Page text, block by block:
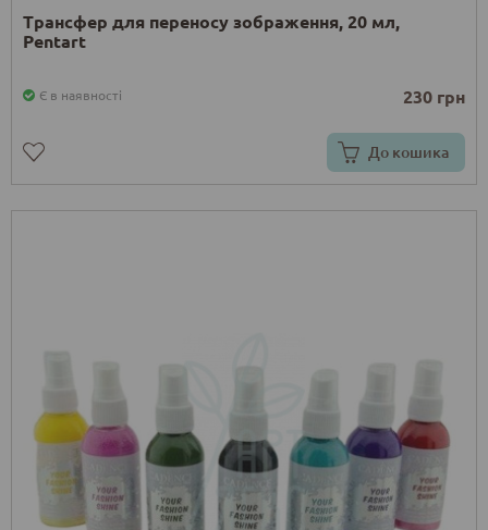
Трансфер для переносу зображення, 20 мл,
Pentart
Є в наявності 230 грн
До кошика